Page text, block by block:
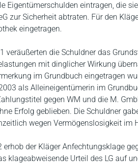
Eigentümerschulden eintragen, die
zur Sicherheit abtraten. Für den
eingetragen.
veräußerten die Schuldner das
mit dinglicher Wirkung
im Grundbuch eingetragen
als Alleineigentümerin im
gegen WM und die M.
Erfolg geblieben. Die Schuldner
wegen Vermögenslosigkeit im
erhob der Kläger Anfechtungsklage
klageabweisende Urteil des LG auf